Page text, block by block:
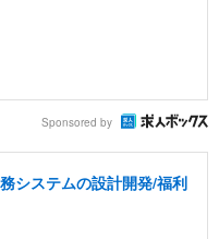
Sponsored by
システムの設計開発/福利